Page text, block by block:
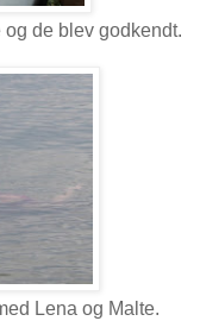
de blev godkendt.
Lena og Malte.